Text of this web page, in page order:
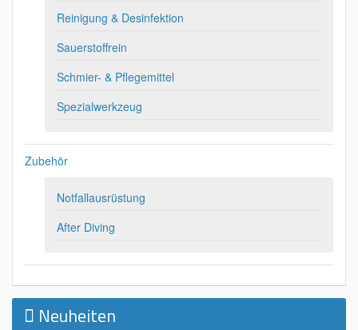
Reinigung & Desinfektion
Sauerstoffrein
Schmier- & Pflegemittel
Spezialwerkzeug
Zubehör
Notfallausrüstung
After Diving
Neuheiten